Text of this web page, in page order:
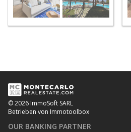
© 2026 ImmoSoft SARL
Betrieben von Immotoolbox
OUR BANKING PARTNER